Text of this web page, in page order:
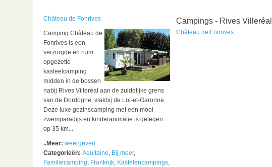
Château de Fonrives
Camping Château de
Fonrives is een
verzorgde en ruim
opgezette
kasteelcamping
midden in de bossen
nabij Rives Villeréal aan de zuidelijke grens
van de Dordogne, vlakbij de Lot-et-Garonne.
Deze luxe gezinscamping met een mooi
zwemparadijs en kinderanimatie is gelegen
op 35 km...
..Meer: weergeven
Categorieën: Aquitaine, Bij meer,
Familiecamping, Frankrijk, Kastelencampings,
Campings - Rives Villeréal
Château de Fonrives